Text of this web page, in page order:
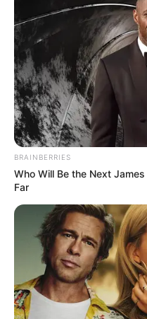
READ MORE
BRAINBERRIES
Who Will Be the Next
Far